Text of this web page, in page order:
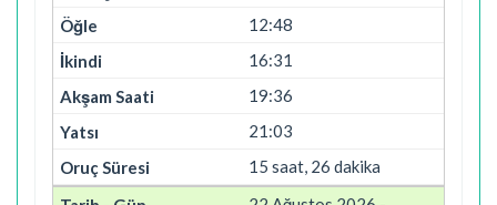
12:48
16:31
19:36
21:03
15 saat, 26 dakika